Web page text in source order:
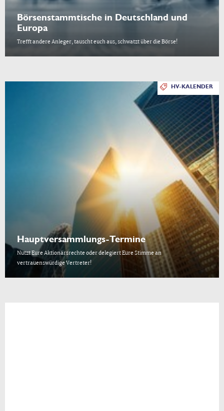
Börsenstammtische in Deutschland und
Europa
Trefft andere Anleger, tauscht euch aus, schwatzt über die Börse!
HV-KALENDER
Hauptversammlungs-Termine
Nutzt Eure Aktionärsrechte oder delegiert Eure Stimme an
vertrauenswürdige Vertreter!